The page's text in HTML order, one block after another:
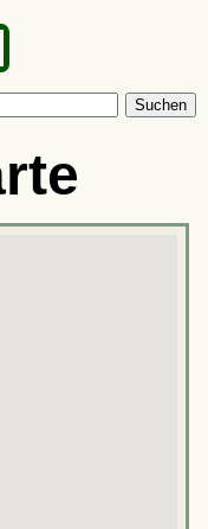
Suchen